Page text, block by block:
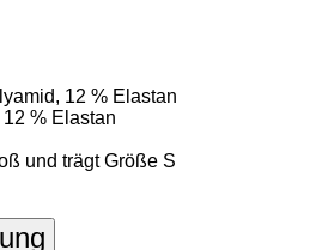
12 % Elastan
% Elastan
und trägt Größe S